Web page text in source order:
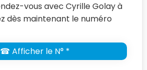
vous avec Cyrille Golay à
dès maintenant le numéro
☎ Afficher le N° *